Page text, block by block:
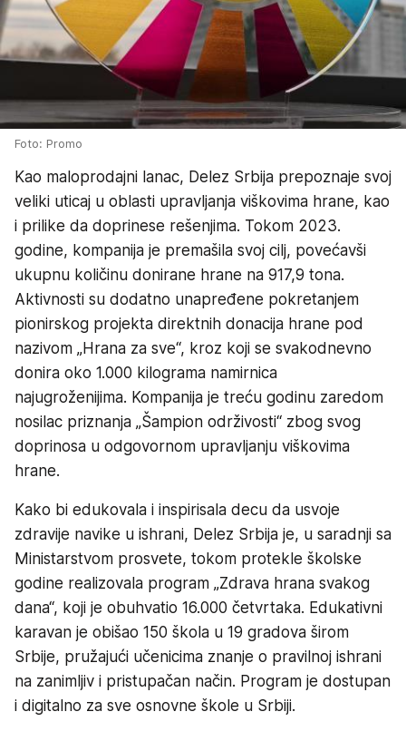
Foto: Promo
Kao maloprodajni lanac, Delez Srbija prepoznaje svoj
veliki uticaj u oblasti upravljanja viškovima hrane, kao
i prilike da doprinese rešenjima. Tokom 2023.
godine, kompanija je premašila svoj cilj, povećavši
ukupnu količinu donirane hrane na 917,9 tona.
Aktivnosti su dodatno unapređene pokretanjem
pionirskog projekta direktnih donacija hrane pod
nazivom „Hrana za sve“, kroz koji se svakodnevno
donira oko 1.000 kilograma namirnica
najugroženijima. Kompanija je treću godinu zaredom
nosilac priznanja „Šampion održivosti“ zbog svog
doprinosa u odgovornom upravljanju viškovima
hrane.
Kako bi edukovala i inspirisala decu da usvoje
zdravije navike u ishrani, Delez Srbija je, u saradnji sa
Ministarstvom prosvete, tokom protekle školske
godine realizovala program „Zdrava hrana svakog
dana“, koji je obuhvatio 16.000 četvrtaka. Edukativni
karavan je obišao 150 škola u 19 gradova širom
Srbije, pružajući učenicima znanje o pravilnoj ishrani
na zanimljiv i pristupačan način. Program je dostupan
i digitalno za sve osnovne škole u Srbiji.